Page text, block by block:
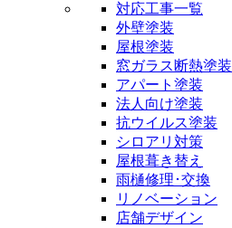
対応工事一覧
外壁塗装
屋根塗装
窓ガラス断熱塗装
アパート塗装
法人向け塗装
抗ウイルス塗装
シロアリ対策
屋根葺き替え
雨樋修理･交換
リノベーション
店舗デザイン